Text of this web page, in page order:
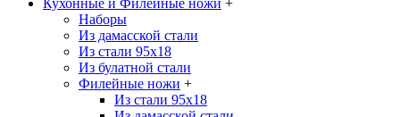
Наборы
Из дамасской стали
Из стали 95х18
Из булатной стали
Филейные ножи +
Из стали 95х18